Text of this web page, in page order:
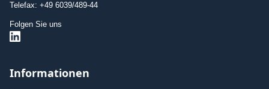
Telefax: +49 6039/489-44
Folgen Sie uns
Informationen